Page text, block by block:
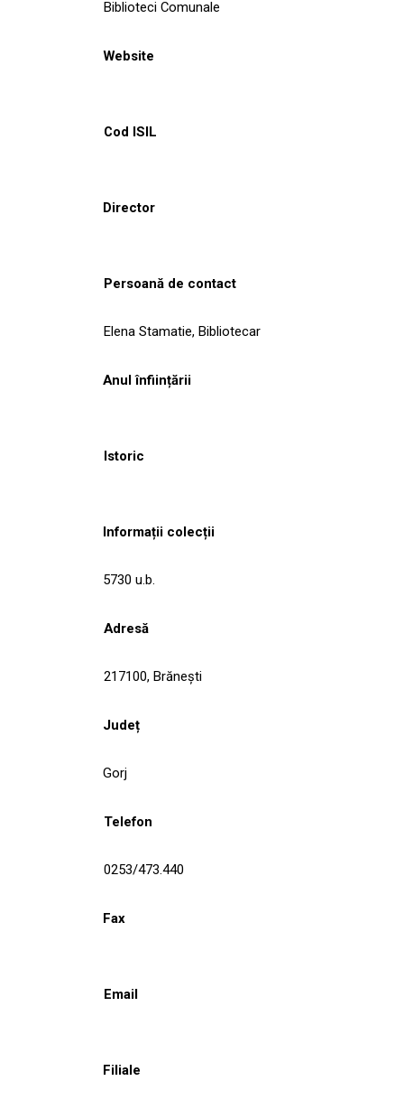
Biblioteci Comunale
Website
Cod ISIL
Director
Persoană de contact
Elena Stamatie, Bibliotecar
Anul înființării
Istoric
Informații colecții
5730 u.b.
Adresă
217100, Brăneşti
Județ
Gorj
Telefon
0253/473.440
Fax
Email
Filiale